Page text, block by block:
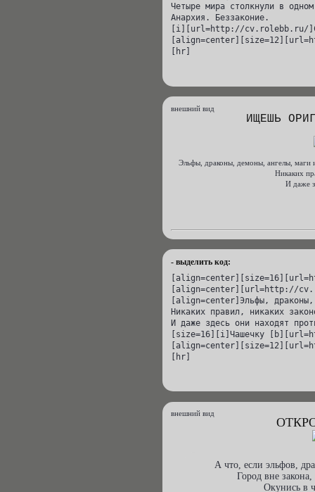
Четыре мира столкнули в
Анархия. Беззаконие.
[i][url=http://cv.rolebb.ru/
[hr]
внешний вид
ИЩЕШЬ
Эльфы, драконы, демоны, ангелы, маги
Никаких
И даже
- выделить код:
[align=center][url=http://
[align=center]Эльфы, драконы,
Никаких правил, никаких
И даже здесь они находят
[size=16][i]Чашечку
[hr]
внешний вид
А что, если эльфов,
Город вне
Окунись в